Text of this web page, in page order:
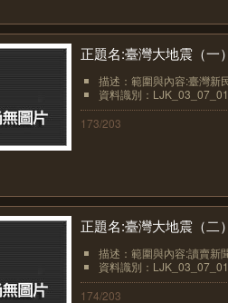
正題名:臺灣大地震（一
描述：範圍與內容:臺灣新
資料識別：
173/203
正題名:臺灣大地震（二
描述：範圍與內容:讀賣新
資料識別：
174/203